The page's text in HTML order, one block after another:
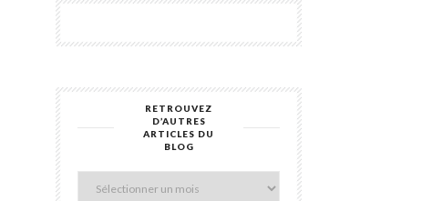
RETROUVEZ
D’AUTRES
ARTICLES DU
BLOG
Retrouvez
d’autres
articles
blog